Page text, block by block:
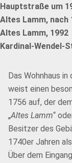
Hauptstraße um
Altes Lamm, nach
Altes Lamm, 1992
Kardinal-Wendel-
Das Wohnhaus
weist einen
1756 auf, der
„Altes Lamm“
Besitzer des
1740er Jahren
Über dem